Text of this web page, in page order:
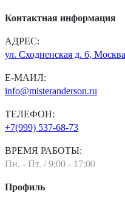
Контактная информация
АДРЕС:
ул. Сходненская д. 6, Москва
Е-МАИЛ:
info@misteranderson.ru
ТЕЛЕФОН:
+7(999) 537-68-73
ВРЕМЯ РАБОТЫ:
Пн. - Пт. / 9:00 - 17:00
Профиль